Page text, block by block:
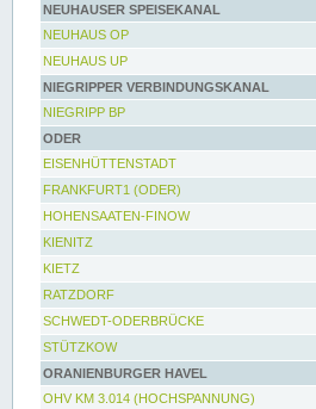
NEUHAUSER SPEISEKANAL
NEUHAUS OP
NEUHAUS UP
NIEGRIPPER VERBINDUNGSKANAL
NIEGRIPP BP
ODER
EISENHÜTTENSTADT
FRANKFURT1 (ODER)
HOHENSAATEN-FINOW
KIENITZ
KIETZ
RATZDORF
SCHWEDT-ODERBRÜCKE
STÜTZKOW
ORANIENBURGER HAVEL
OHV KM 3.014 (HOCHSPANNUNG)